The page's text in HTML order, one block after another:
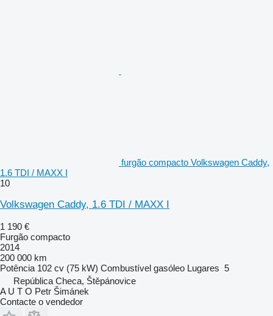
furgão compacto Volkswagen Caddy,
1.6 TDI / MAXX I
10
Volkswagen Caddy, 1.6 TDI / MAXX I
1 190 €
Furgão compacto
2014
200 000 km
Potência 102 cv (75 kW) Combustível gasóleo Lugares 5
República Checa, Štěpánovice
A U T O Petr Šimánek
Contacte o vendedor